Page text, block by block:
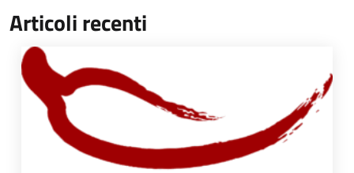
Articoli recenti